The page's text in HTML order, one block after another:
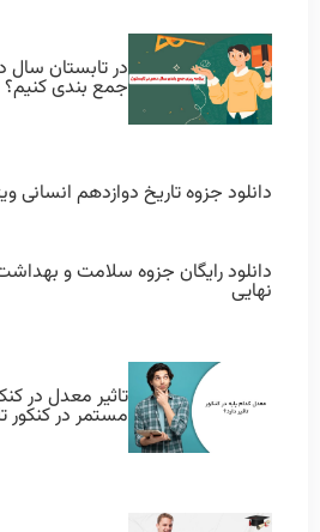
در تابستان سال
جمع بندی کنیم؟
دانلود جزوه تاریخ دوازدهم انسانی
دانلود رایگان جزوه سلامت و
نهایی
مستمر در کنکور